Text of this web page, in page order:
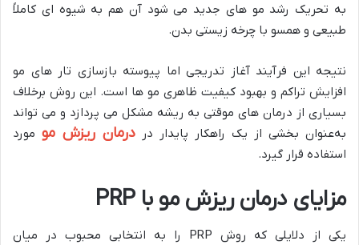
به تحریک رشد مو های جدید می‌ شود آن‌ هم به شیوه‌ ای کاملاً
طبیعی و همسو با چرخه زیستی بدن.
نتیجه این فرآیند آغاز تدریجی اما پیوسته‌ بازسازی تار های مو
افزایش تراکم و بهبود کیفیت ظاهری مو ها است. این روش برخلاف
بسیاری از درمان‌ های موقتی به ریشه مشکل می‌ پردازد و می‌ تواند
به‌عنوان بخشی از یک راهکار پایدار در درمان ریزش مو مورد
استفاده قرار گیرد.
مزایای درمان ریزش مو با
یکی از دلایلی که روش PRP را به انتخابی محبوب در میان